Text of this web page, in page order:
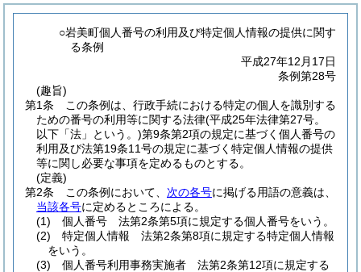
○岩美町個人番号の利用及び特定個人情報の提供に関す
る条例
平成27年12月17日
条例第28号
(趣旨)
第1条
この条例は、行政手続における特定の個人を識別する
ための番号の利用等に関する法律(平成25年法律第27号。
以下「法」という。)第9条第2項の規定に基づく個人番号の
利用及び法第19条11号の規定に基づく特定個人情報の提供
等に関し必要な事項を定めるものとする。
(定義)
第2条
この条例において、 次の各号に掲げる用語の意義は、
当該各号に定めるところによる。
(1)
個人番号 法第2条第5項に規定する個人番号をいう。
(2)
特定個人情報 法第2条第8項に規定する特定個人情報
をいう。
(3)
個人番号利用事務実施者 法第2条第12項に規定する